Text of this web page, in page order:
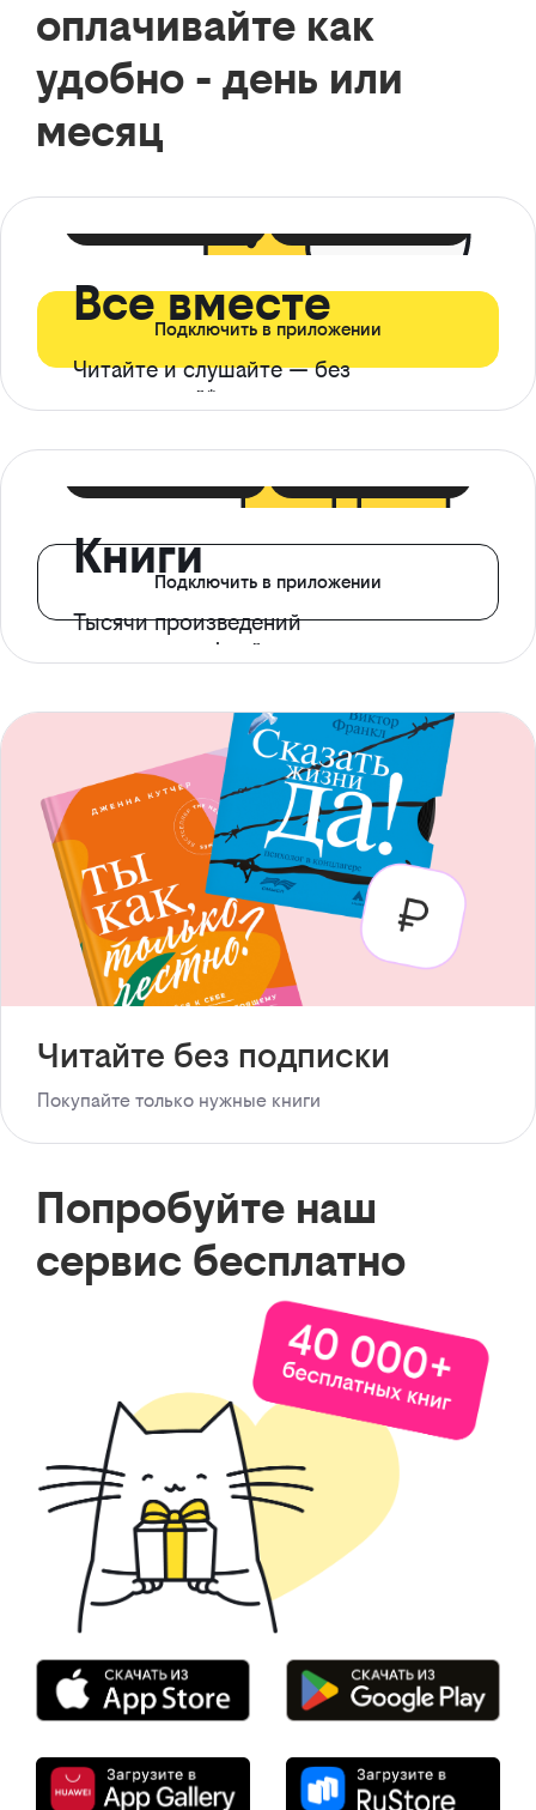
оплачивайте как
удобно - день или
месяц
Все вместе
Читайте и слушайте — без
ограничений*
Подключить в приложении
Книги
Тысячи произведений
с доступом офлайн
Подключить в приложении
Читайте без подписки
Покупайте только нужные книги
Попробуйте наш
сервис бесплатно